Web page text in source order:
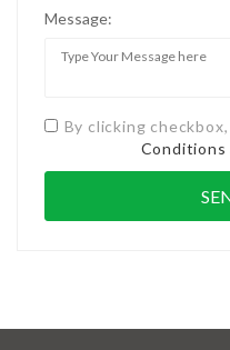
Message:
By clicking
Conditions